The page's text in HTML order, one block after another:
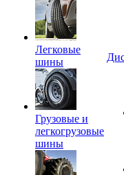
Легковые
шины
Грузовые и
легкогрузовые
шины